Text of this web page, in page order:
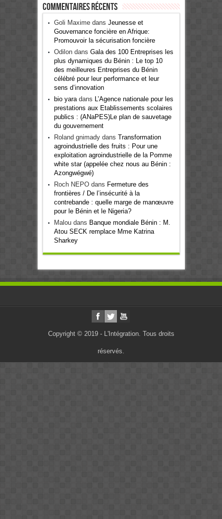
Commentaires récents
Goli Maximedans Jeunesse et
Gouvernance foncière en Afrique:
Promouvoir la sécurisation foncière
Odilondans Gala des 100 Entreprises les
plus dynamiques du Bénin : Le top 10
des meilleures Entreprises du Bénin
célébré pour leur performance et leur
sens d’innovation
bio yaradans
L’Agence nationale pour les
prestations aux Etablissements scolaires
publics : (ANaPES)Le plan de sauvetage
du gouvernement
Roland gnimadydans Transformation
agroindustrielle des fruits : Pour une
exploitation agroindustrielle de la Pomme
white star (appelée chez nous au Bénin :
Azongwégwé)
Roch NEPOdans Fermeture des
frontières / De l’insécurité à la
contrebande : quelle marge de manœuvre
pour le Bénin et le Nigeria?
Maloudans Banque mondiale Bénin : M.
Atou SECK remplace Mme Katrina
Sharkey
Copyright © 2019 - L'Intégration. Tous droits
réservés.